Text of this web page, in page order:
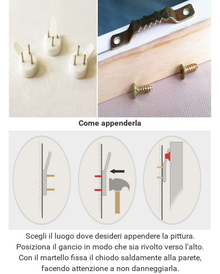
Come appenderla
Scegli il luogo dove desideri appendere la pittura.
Posiziona il gancio in modo che sia rivolto verso l'alto.
Con il martello fissa il chiodo saldamente alla parete,
facendo attenzione a non danneggiarla.